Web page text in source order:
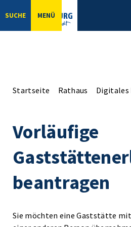
SUCHE MENÜ
Startseite Rathaus Digitales
Vorläufige
beantragen
Sie möchten eine Gaststätte